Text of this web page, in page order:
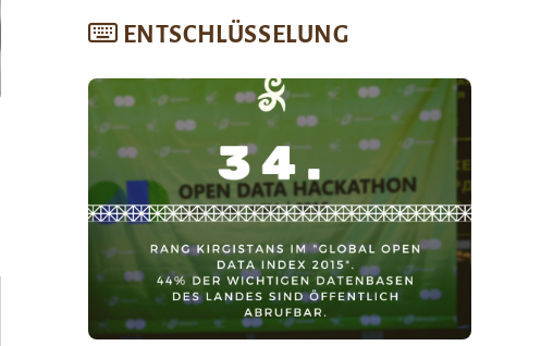
ENTSCHLÜSSELUNG